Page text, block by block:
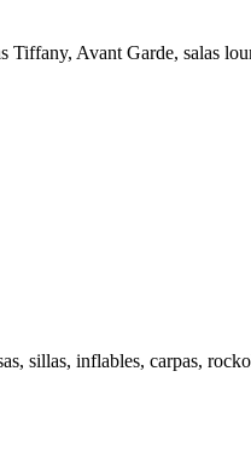
Avant Garde, salas
sillas, inflables, carpas,